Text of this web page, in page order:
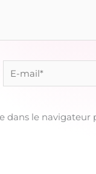
E-
mail*
dans le